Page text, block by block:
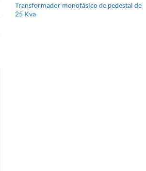
Transformador monofásico de pedestal de
25 Kva